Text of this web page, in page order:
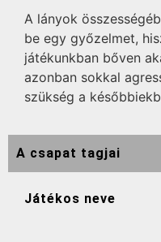
A lányok
be egy győzelmet,
játékunkban bőven
azonban sokkal
szükség a
A csapat tagjai
Játékos neve